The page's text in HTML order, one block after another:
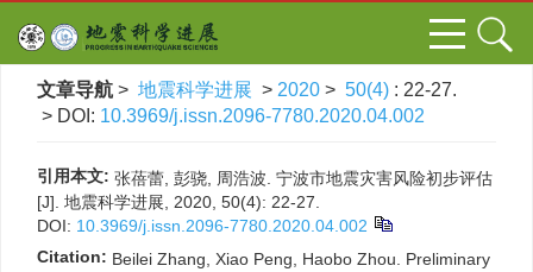
文章导航 > 地震科学进展 > 2020 > 50(4) : 22-27.
> DOI: 10.3969/j.issn.2096-7780.2020.04.002
引用本文: 张蓓蕾, 彭骁, 周浩波. 宁波市地震灾害风险初步评估
[J]. 地震科学进展, 2020, 50(4): 22-27.
DOI: 10.3969/j.issn.2096-7780.2020.04.002
Citation: Beilei Zhang, Xiao Peng, Haobo Zhou. Preliminary